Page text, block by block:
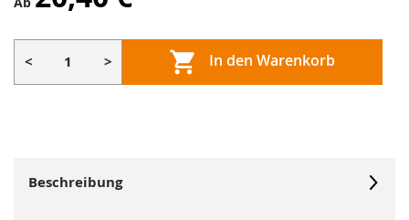
< > In den Warenkorb
Beschreibung